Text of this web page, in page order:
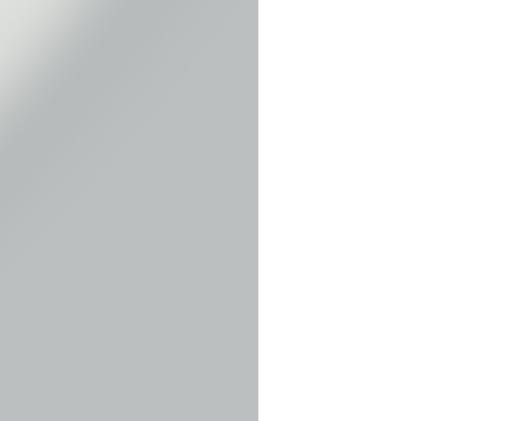
下さい。
い。
のサービス品はこの限りではな